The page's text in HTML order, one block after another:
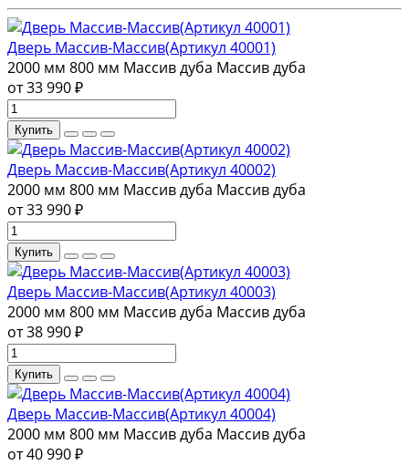
Дверь Массив-Массив(Артикул 40001)
2000 мм 800 мм Массив дуба Массив дуба
от 33 990 ₽
Купить
Дверь Массив-Массив(Артикул 40002)
2000 мм 800 мм Массив дуба Массив дуба
от 33 990 ₽
Купить
Дверь Массив-Массив(Артикул 40003)
2000 мм 800 мм Массив дуба Массив дуба
от 38 990 ₽
Купить
Дверь Массив-Массив(Артикул 40004)
2000 мм 800 мм Массив дуба Массив дуба
от 40 990 ₽